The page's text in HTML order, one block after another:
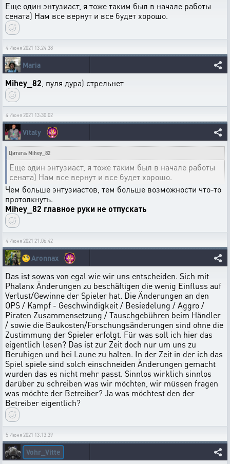
Еще один энтузиаст, я тоже таким был в начале работы
сената) Нам все вернут и все будет хорошо.
4 Июня 2021 13:24:38
Maria
Mihey_82 , пуля дура) стрельнет
4 Июня 2021 13:30:02
Vitaly
Цитата: Mihey_82
Еще один энтузиаст, я тоже таким был в начале работы
сената) Нам все вернут и все будет хорошо.
Чем больше энтузиастов, тем больше возможности что-то
протолкнуть.
Mihey_82 главное руки не отпускать
4 Июня 2021 21:06:42
🧐Aronnax
Das ist sowas von egal wie wir uns entscheiden. Sich mit
Phalanx Änderungen zu beschäftigen die wenig Einfluss auf
Verlust/Gewinne der Spieler hat. Die Änderungen an den
OPS / Kampf - Geschwindigkeit / Besiedelung / Aggro /
Piraten Zusammensetzung / Tauschgebühren beim Händler
/ sowie die Baukosten/Forschungsänderungen sind ohne die
Zustimmung der Spieler erfolgt. Für was soll ich hier das
eigentlich lesen? Das ist zur Zeit doch nur um uns zu
Beruhigen und bei Laune zu halten. In der Zeit in der ich das
Spiel spiele sind solch einschneiden Änderungen gemacht
wurden das es nicht mehr passt. Sinnlos wirklich sinnlos
darüber zu schreiben was wir möchten, wir müssen fragen
was möchte der Betreiber? Ja was möchtest den der
Betreiber eigentlich?
5 Июня 2021 13:13:39
Vohr_Vitte